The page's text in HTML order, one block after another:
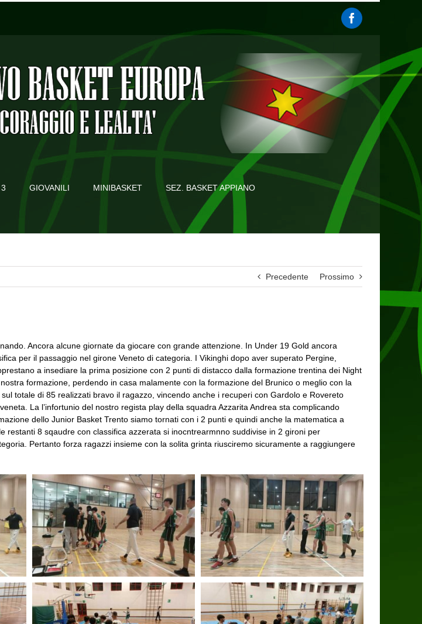
GIOVANILI MINIBASKET SEZ. BASKET APPIANO
Precedente Prossimo
Ancora alcune giornate da giocare con grande attenzione. In Under 19 Gold ancora
per il passaggio nel girone Veneto di categoria. I Vikinghi dopo aver superato Pergine,
a insediare la prima posizione con 2 punti di distacco dalla formazione trentina dei Night
formazione, perdendo in casa malamente con la formazione del Brunico o meglio con la
totale di 85 realizzati bravo il ragazzo, vincendo anche i recuperi con Gardolo e Rovereto
La l’infortunio del nostro regista play della squadra Azzarita Andrea sta complicando
dello Junior Basket Trento siamo tornati con i 2 punti e quindi anche la matematica a
8 sqaudre con classifica azzerata si inocntrearmnno suddivise in 2 gironi per
Pertanto forza ragazzi insieme con la solita grinta riusciremo sicuramente a raggiungere